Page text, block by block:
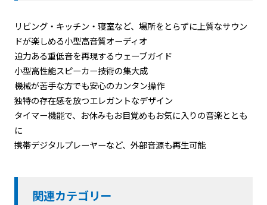
リビング・キッチン・寝室など、場所をとらずに上質なサウン
ドが楽しめる小型高音質オーディオ
迫力ある重低音を再現するウェーブガイド
小型高性能スピーカー技術の集大成
機械が苦手な方でも安心のカンタン操作
独特の存在感を放つエレガントなデザイン
タイマー機能で、お休みもお目覚めもお気に入りの音楽ととも
に
携帯デジタルプレーヤーなど、外部音源も再生可能
関連カテゴリー